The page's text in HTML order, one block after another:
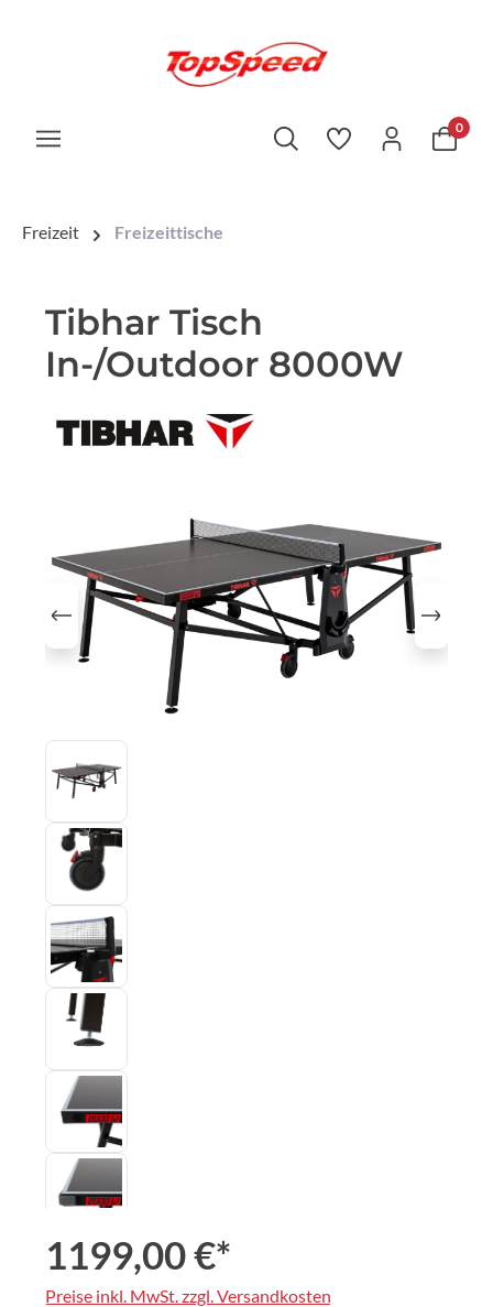
0
Freizeit Freizeittische
Tibhar Tisch
In-/Outdoor 8000W
1199,00 €*
Preise inkl. MwSt. zzgl. Versandkosten